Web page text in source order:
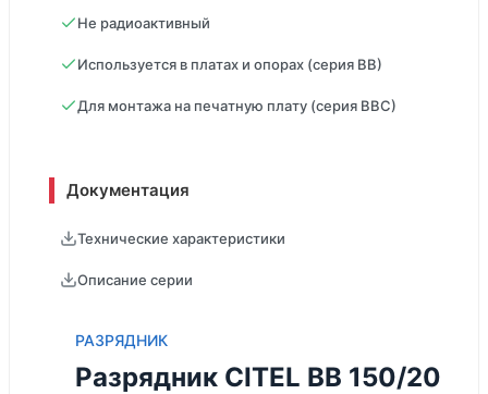
Не радиоактивный
Используется в платах и опорах (серия ВВ)
Для монтажа на печатную плату (серия ВВС)
Документация
Технические характеристики
Описание серии
РАЗРЯДНИК
Разрядник CITEL BB 150/20